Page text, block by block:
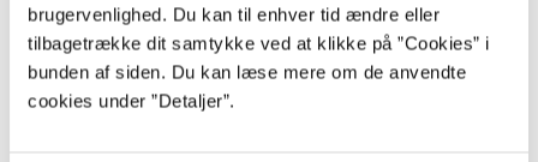
brugervenlighed. Du kan til enhver tid ændre eller
tilbagetrække dit samtykke ved at klikke på ”Cookies” i
bunden af siden. Du kan læse mere om de anvendte
cookies under ”Detaljer”.
lorem ipsum dolor sit amet ...
Tidsskrift
Artiklerne ihandler ofte om